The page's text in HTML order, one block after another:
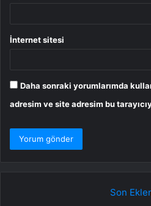
İnternet sitesi
Daha sonraki yorumlarımda
adresim ve site adresim bu
Son